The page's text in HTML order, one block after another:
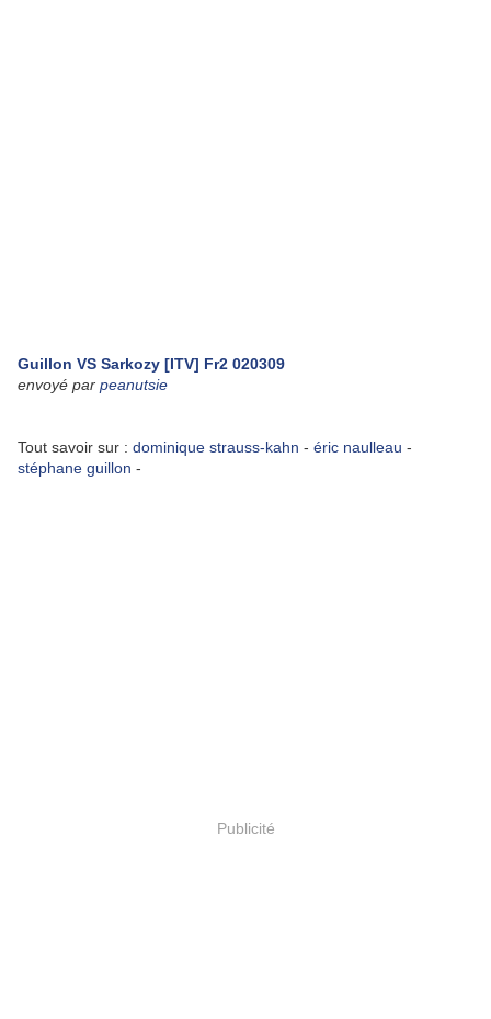
Guillon VS Sarkozy [ITV] Fr2 020309
envoyé par peanutsie
Tout savoir sur : dominique strauss-kahn - éric naulleau -
stéphane guillon -
Publicité